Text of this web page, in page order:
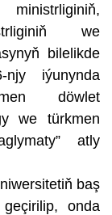
we
bilelikde
njy iýunynda
döwlet
we türkmen
atly
baş
onda